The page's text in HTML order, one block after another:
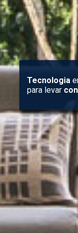
Tecnologia
para levar